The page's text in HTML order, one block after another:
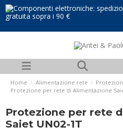
gratuita sopra i 90 €
Home Alimentazione rete
Protezione per rete di Alimentazione
Protezione per rete
Saiet UN02-1T